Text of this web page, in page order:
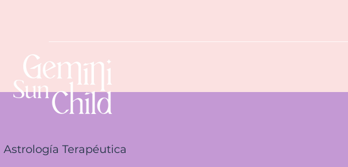
Astrología Terapéutica